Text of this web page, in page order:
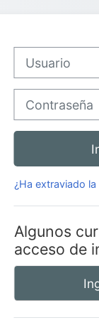
¿Ha extraviado
Algunos
acceso de